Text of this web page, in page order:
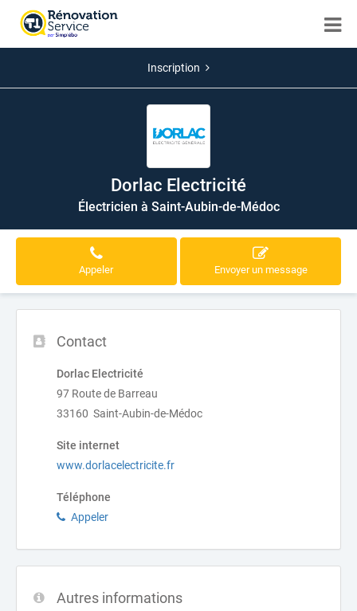
Inscription
Dorlac Electricité
Électricien à Saint-Aubin-de-Médoc
Appeler Envoyer un message
Contact
Dorlac Electricité
97 Route de Barreau
33160 Saint-Aubin-de-Médoc
Site internet
www.dorlacelectricite.fr
Téléphone
Appeler
Autres informations